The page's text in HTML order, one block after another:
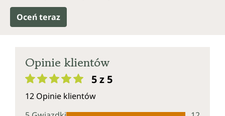
Oceń teraz
Opinie klientów
5 z 5
12 Opinie klientów